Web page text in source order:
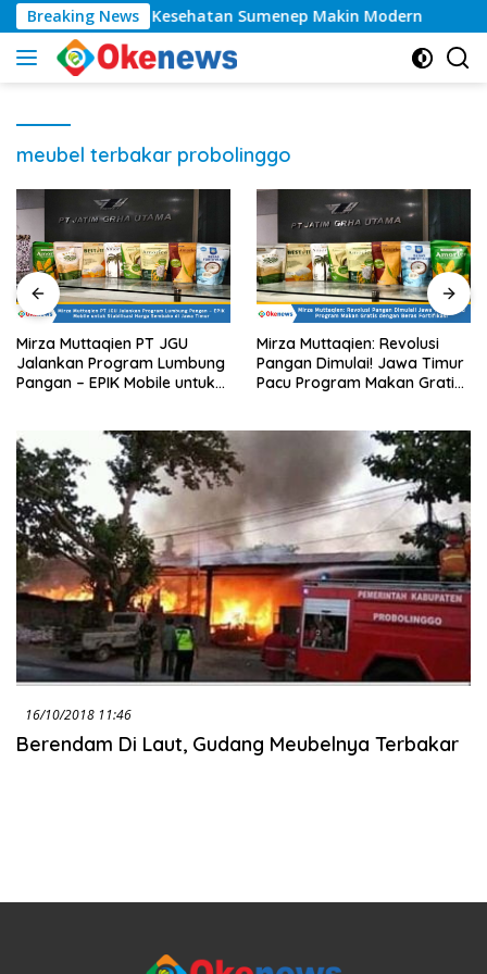
Langsung
ke
konten
Breaking News
Kelas, Layanan Kesehatan Sumenep Makin Modern
meubel terbakar probolinggo
Mirza Muttaqien PT JGU
Jalankan Program Lumbung
Pangan – EPIK Mobile untuk
Mirza Muttaqien: Revolusi
Pangan Dimulai! Jawa Timur
Pacu Program Makan Gratis
16/10/2018 11:46
Berendam Di Laut, Gudang Meubelnya Terbakar